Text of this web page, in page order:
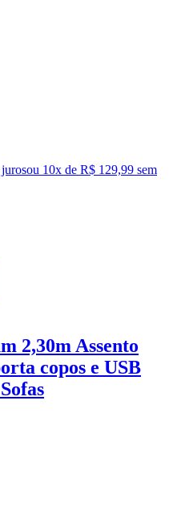
ou 10x de R$ 129,99 sem
2,30m Assento
copos e USB